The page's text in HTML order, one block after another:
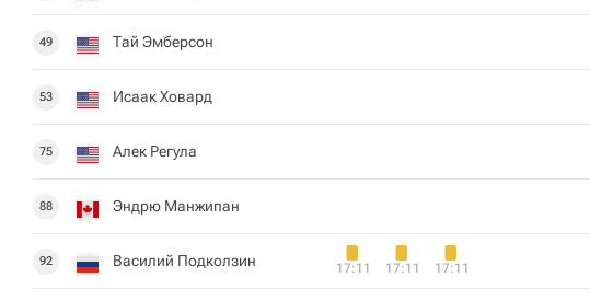
49 Тай Эмберсон
53 Исаак Ховард
75 Алек Регула
88 Эндрю Манжипан
92 Василий Подколзин 17:11 17:11 17:11